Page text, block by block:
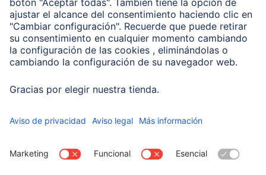
Compañía
Historia de la empresa
Hama en todo el Mundo
Sostenibilidad
Business-Portal